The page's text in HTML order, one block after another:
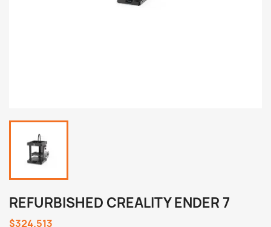
REFURBISHED CREALITY ENDER 7
$324.513